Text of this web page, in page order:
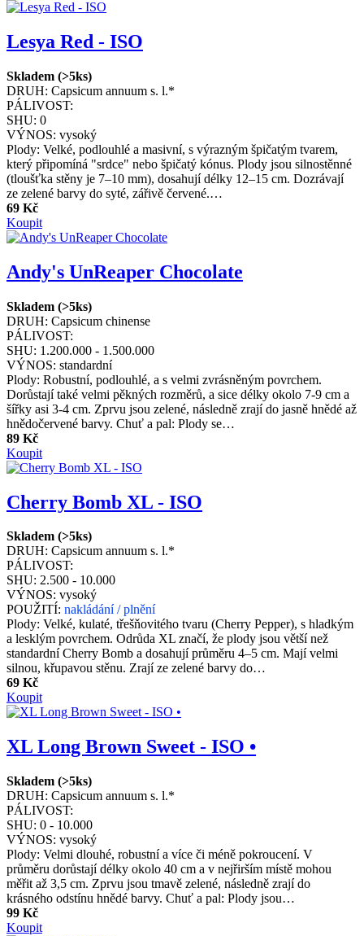
Lesya Red - ISO
Skladem (>5ks)
DRUH: Capsicum annuum s. l.*
PÁLIVOST:
SHU: 0
VÝNOS: vysoký
Plody: Velké, podlouhlé a masivní, s výrazným špičatým tvarem,
který připomíná "srdce" nebo špičatý kónus. Plody jsou silnostěnné
(tloušťka stěny je 7–10 mm), dosahují délky 12–15 cm. Dozrávají
ze zelené barvy do syté, zářivě červené.…
69 Kč
Koupit
Andy's UnReaper Chocolate
Skladem (>5ks)
DRUH: Capsicum chinense
PÁLIVOST:
SHU: 1.200.000 - 1.500.000
VÝNOS: standardní
Plody: Robustní, podlouhlé, a s velmi zvrásněným povrchem.
Dorůstají také velmi pěkných rozměrů, a sice délky okolo 7-9 cm a
šířky asi 3-4 cm. Zprvu jsou zelené, následně zrají do jasně hnědé až
hnědočervené barvy. Chuť a pal: Plody se…
89 Kč
Koupit
Cherry Bomb XL - ISO
Skladem (>5ks)
DRUH: Capsicum annuum s. l.*
PÁLIVOST:
SHU: 2.500 - 10.000
VÝNOS: vysoký
POUŽITÍ: nakládání / plnění
Plody: Velké, kulaté, třešňovitého tvaru (Cherry Pepper), s hladkým
a lesklým povrchem. Odrůda XL značí, že plody jsou větší než
standardní Cherry Bomb a dosahují průměru 4–5 cm. Mají velmi
silnou, křupavou stěnu. Zrají ze zelené barvy do…
69 Kč
Koupit
XL Long Brown Sweet - ISO •
Skladem (>5ks)
DRUH: Capsicum annuum s. l.*
PÁLIVOST:
SHU: 0 - 10.000
VÝNOS: vysoký
Plody: Velmi dlouhé, robustní a více či méně pokroucení. V
průměru dorůstají délky okolo 40 cm a v nejřirším místě mohou
měřit až 3,5 cm. Zprvu jsou tmavě zelené, následně zrají do
krásného odstínu hnědé barvy. Chuť a pal: Plody jsou…
99 Kč
Koupit